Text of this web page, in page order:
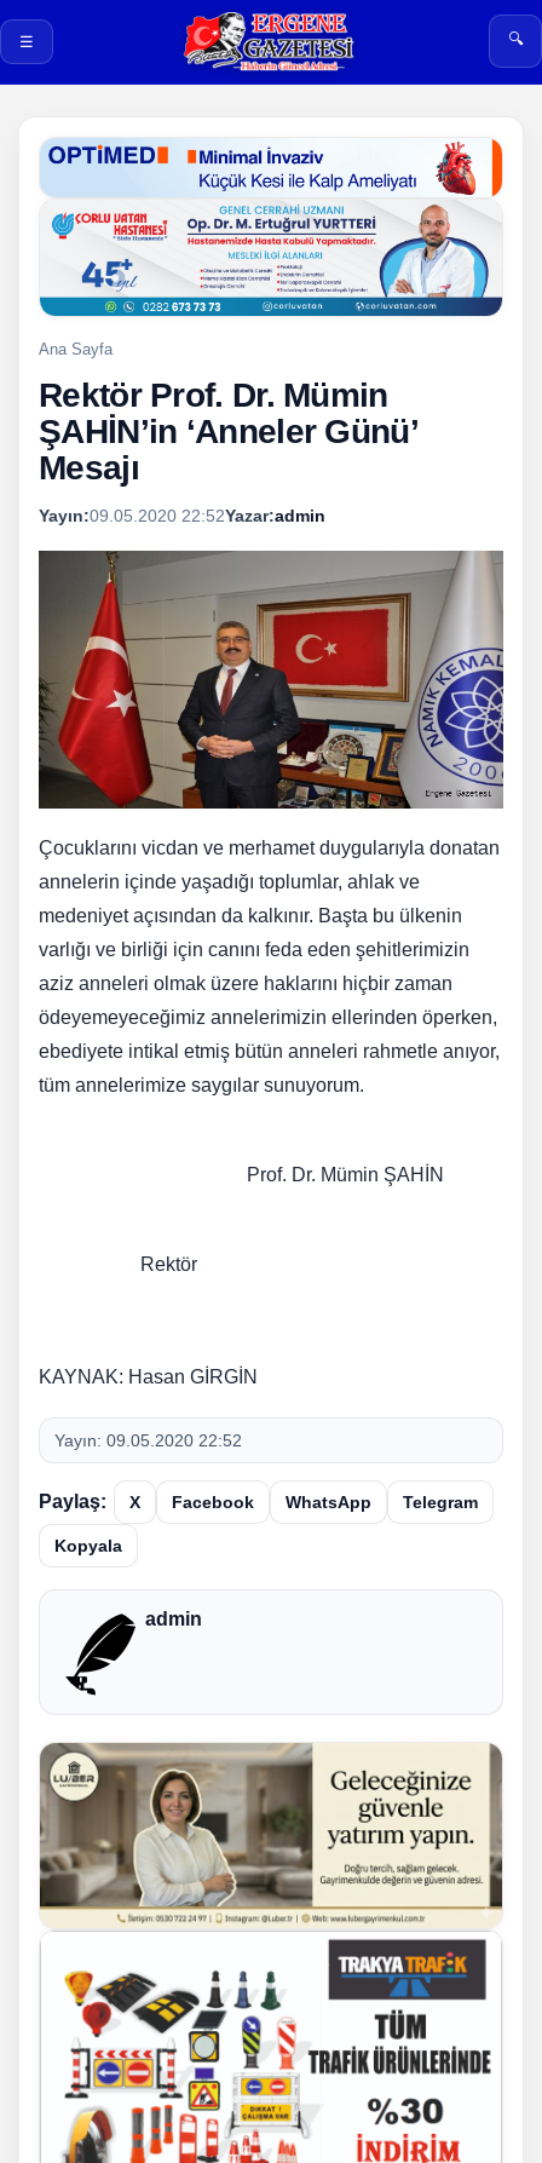
☰ 🔍
Ana Sayfa
Rektör Prof. Dr. Mümin
ŞAHİN’in ‘Anneler Günü’
Mesajı
Yayın:09.05.2020 22:52Yazar:admin
Çocuklarını vicdan ve merhamet duygularıyla donatan
annelerin içinde yaşadığı toplumlar, ahlak ve
medeniyet açısından da kalkınır. Başta bu ülkenin
varlığı ve birliği için canını feda eden şehitlerimizin
aziz anneleri olmak üzere haklarını hiçbir zaman
ödeyemeyeceğimiz annelerimizin ellerinden öperken,
ebediyete intikal etmiş bütün anneleri rahmetle anıyor,
tüm annelerimize saygılar sunuyorum.
Prof. Dr. Mümin ŞAHİN
Rektör
KAYNAK: Hasan GİRGİN
Yayın: 09.05.2020 22:52
Paylaş: X Facebook WhatsApp Telegram
Kopyala
admin